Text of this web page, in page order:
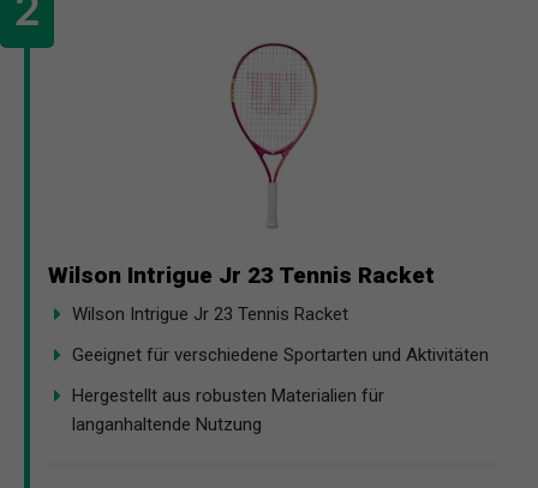
Wilson Intrigue Jr 23 Tennis Racket
Wilson Intrigue Jr 23 Tennis Racket
Geeignet für verschiedene Sportarten und Aktivitäten
Hergestellt aus robusten Materialien für
langanhaltende Nutzung